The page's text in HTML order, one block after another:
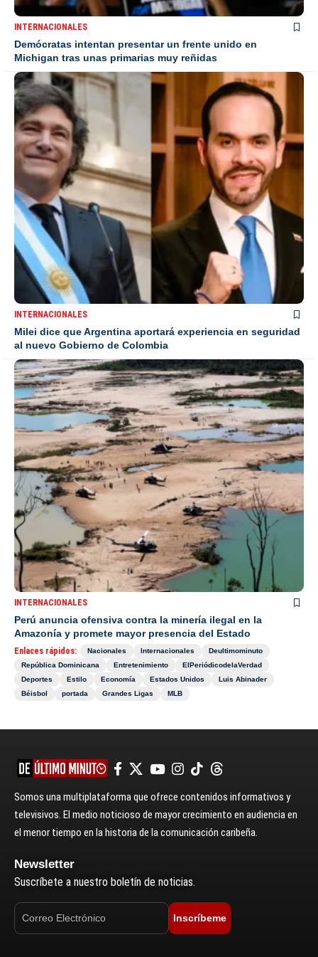
INTERNACIONALES
Demócratas intentan presentar un frente unido en
Michigan tras unas primarias muy reñidas
INTERNACIONALES
Milei dice que Argentina aportará experiencia en seguridad
al nuevo Gobierno de Colombia
INTERNACIONALES
Perú anuncia ofensiva contra la minería ilegal en la
Amazonía y promete mayor presencia del Estado
Enlaces rápidos: Nacionales Internacionales
Deultimominuto
República Dominicana
Entretenimiento
ElPeriódicodelaVerdad
Deportes
Estilo Economía Estados Unidos
Luis Abinader
Béisbol
portada Grandes Ligas MLB
Somos una multiplataforma que ofrece contenidos informativos y
televisivos. El medio noticioso de mayor crecimiento en audiencia en
el menor tiempo en la historia de la comunicación caribeña.
Newsletter
Suscríbete a nuestro boletín de noticias.
Inscríbeme